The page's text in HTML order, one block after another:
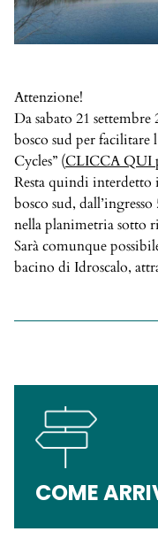
Attenzione!
Da sabato 21 settembre
bosco sud per facilitare
Cycles” (CLICCA QUI
Resta quindi interdetto
bosco sud,
nella planimetria sotto
Sarà comunque
bacino di Idroscalo,
COME